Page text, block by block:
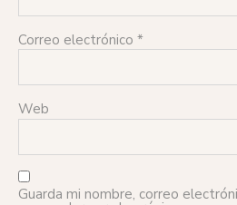
Correo electrónico *
Web
Guarda mi nombre, correo